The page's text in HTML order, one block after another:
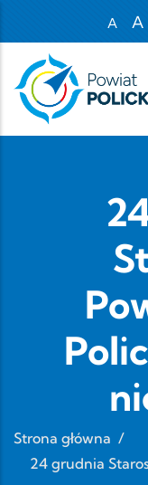
A
Set
A
Strona główna /
24 grudnia